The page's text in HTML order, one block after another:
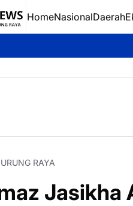
HomeNasionalDaerah
RAYA
Jasikha